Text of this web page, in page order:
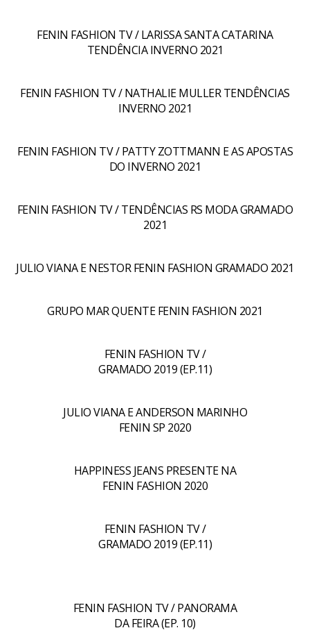
FENIN FASHION TV / LARISSA SANTA CATARINA
TENDÊNCIA INVERNO 2021
FENIN FASHION TV / NATHALIE MULLER TENDÊNCIAS
INVERNO 2021
FENIN FASHION TV / PATTY ZOTTMANN E AS APOSTAS
DO INVERNO 2021
FENIN FASHION TV / TENDÊNCIAS RS MODA GRAMADO
2021
JULIO VIANA E NESTOR FENIN FASHION GRAMADO 2021
GRUPO MAR QUENTE FENIN FASHION 2021
FENIN FASHION TV /
GRAMADO 2019 (EP.11)
JULIO VIANA E ANDERSON MARINHO
FENIN SP 2020
HAPPINESS JEANS PRESENTE NA
FENIN FASHION 2020
FENIN FASHION TV /
GRAMADO 2019 (EP.11)
FENIN FASHION TV / PANORAMA
DA FEIRA (EP. 10)